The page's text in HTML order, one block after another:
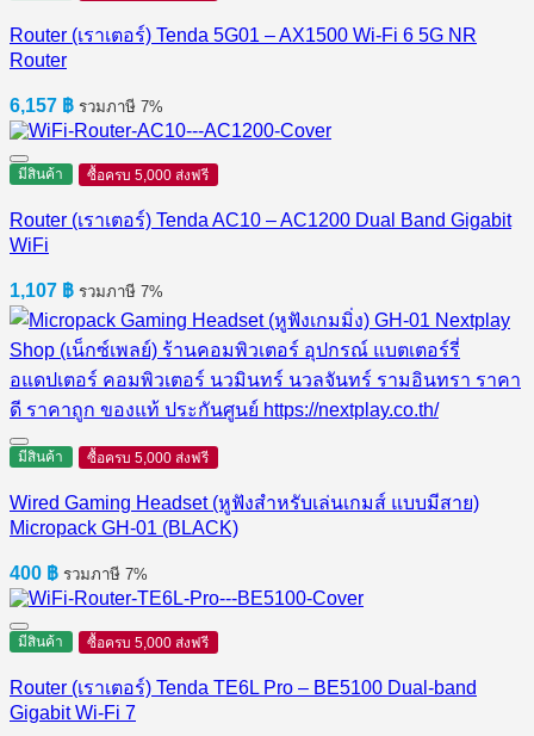
Router (เราเตอร์) Tenda 5G01 – AX1500 Wi-Fi 6 5G NR
Router
6,157 ฿ รวมภาษี 7%
มีสินค้า ซื้อครบ 5,000 ส่งฟรี
Router (เราเตอร์) Tenda AC10 – AC1200 Dual Band Gigabit
WiFi
1,107 ฿ รวมภาษี 7%
มีสินค้า ซื้อครบ 5,000 ส่งฟรี
Wired Gaming Headset (หูฟังสำหรับเล่นเกมส์ แบบมีสาย)
Micropack GH-01 (BLACK)
400 ฿ รวมภาษี 7%
มีสินค้า ซื้อครบ 5,000 ส่งฟรี
Router (เราเตอร์) Tenda TE6L Pro – BE5100 Dual-band
Gigabit Wi-Fi 7